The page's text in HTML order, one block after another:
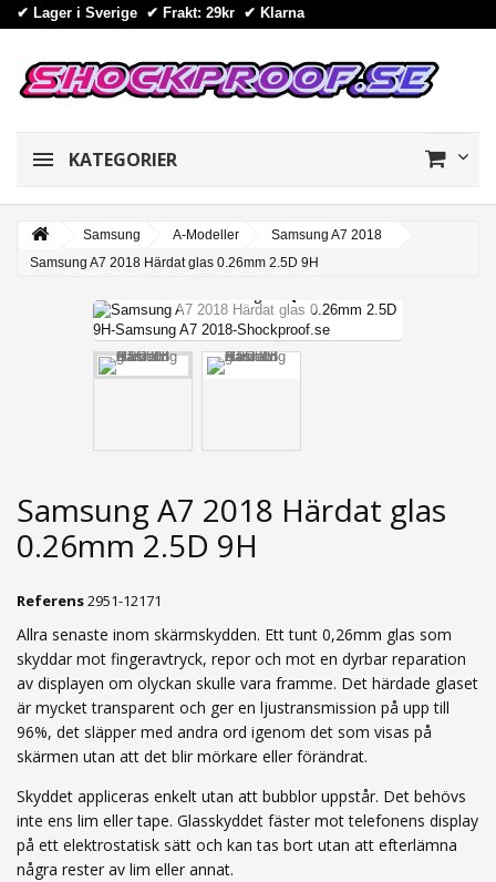
✔ Lager i Sverige ✔ Frakt: 29kr ✔ Klarna
KATEGORIER
Samsung A-Modeller
Samsung A7 2018
Samsung A7 2018 Härdat glas 0.26mm 2.5D 9H
Samsung A7 2018 Härdat glas
0.26mm 2.5D 9H
Referens2951-12171
Allra senaste inom skärmskydden. Ett tunt 0,26mm glas som
skyddar mot fingeravtryck, repor och mot en dyrbar reparation
av displayen om olyckan skulle vara framme. Det härdade glaset
är mycket transparent och ger en ljustransmission på upp till
96%, det släpper med andra ord igenom det som visas på
skärmen utan att det blir mörkare eller förändrat.
Skyddet appliceras enkelt utan att bubblor uppstår. Det behövs
inte ens lim eller tape. Glasskyddet fäster mot telefonens display
på ett elektrostatisk sätt och kan tas bort utan att efterlämna
några rester av lim eller annat.